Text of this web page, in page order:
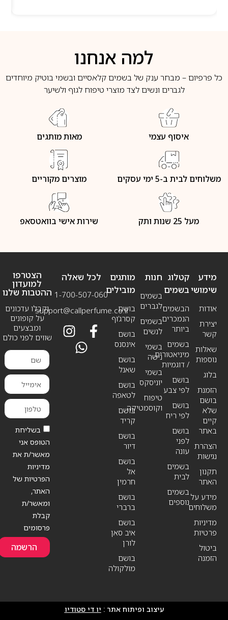
למה אנחנו
כל פרפיום – מבחר ענק של בשמים קלאסיים ובשמי בוטיק מיוחדים
לגברים ונשים לצד מוצרי טיפוח לגוף ולשיער
איסוף עצמי מאות מותגים
משלוחים לבית ב-5 ימי עסקים מוצרים מקוריים
מעל 25 שנות ותק שירות אישי בוואטסאפ
מידע
שימושי
אודות
יצירת
קשר
שאלות
נוספות
בלוג
הזמנת
בושם
שלא
קיים
באתר
הצהרת
נגישות
תקנון
האתר
מידע על
משלוחים
מדיניות
פרטיות
ביטול
הזמנה
חנות
בשמים
לגברים
בשמים
לנשים
בשמי
נישה
בשמי
יוניסקס
טיפוח
וקוסמטיקה
קטלוג
בשמים
הבשמים
הנמכרים
ביותר
בשמים
מיניאטורים
/ דוגמיות
בושם
לפי צבע
בושם
לפי ריח
בושם
לפני
עונה
בשמים
לבית
בשמים
נוספים
מותגים
מובילים
בושם
קסרג’וף
בושם
אינסנס
בושם
שאנל
בושם
לטאפה
בושם
קריד
בושם
דיור
בושם
אל
חרמין
בושם
ברברי
בושם
איב סאן
לורן
בושם
מולקולה
לכל שאלה
1-700-507-060
support@callperfume.co.il
הצטרפו
למועדון
ההטבות שלנו
וקבלו עדכונים
על קופונים
ומבצעים
שווים לפני כולם
בשליחת
הטופס אני
מאשר/ת את
מדיניות
הפרטיות של
האתר,
ומאשר/ת
קבלת
פרסומים
הרשמה
עיצוב ופיתוח אתר : יו די סטודיו